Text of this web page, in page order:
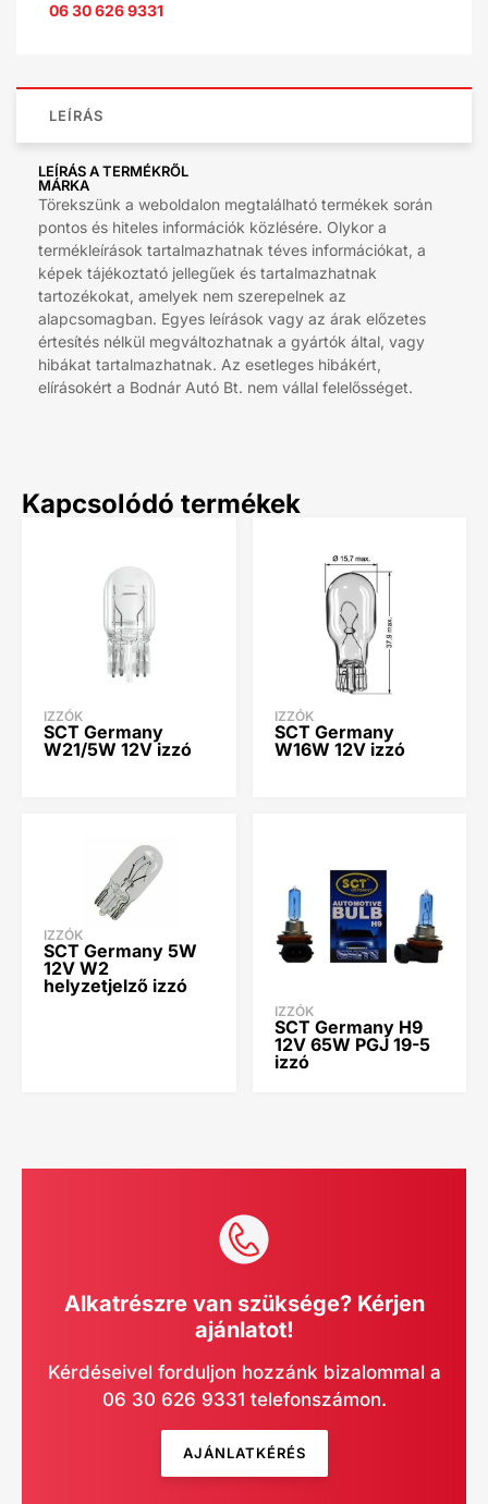
06 30 626 9331
LEÍRÁS
LEÍRÁS A TERMÉKRŐL
MÁRKA
Törekszünk a weboldalon megtalálható termékek során
pontos és hiteles információk közlésére. Olykor a
termékleírások tartalmazhatnak téves információkat, a
képek tájékoztató jellegűek és tartalmazhatnak
tartozékokat, amelyek nem szerepelnek az
alapcsomagban. Egyes leírások vagy az árak előzetes
értesítés nélkül megváltozhatnak a gyártók által, vagy
hibákat tartalmazhatnak. Az esetleges hibákért,
elírásokért a Bodnár Autó Bt. nem vállal felelősséget.
Kapcsolódó termékek
IZZÓK
SCT Germany
W21/5W 12V izzó
IZZÓK
SCT Germany
W16W 12V izzó
IZZÓK
SCT Germany 5W
12V W2
helyzetjelző izzó
IZZÓK
SCT Germany H9
12V 65W PGJ 19-5
izzó
Alkatrészre van szüksége? Kérjen
ajánlatot!
Kérdéseivel forduljon hozzánk bizalommal a
06 30 626 9331 telefonszámon.
AJÁNLATKÉRÉS